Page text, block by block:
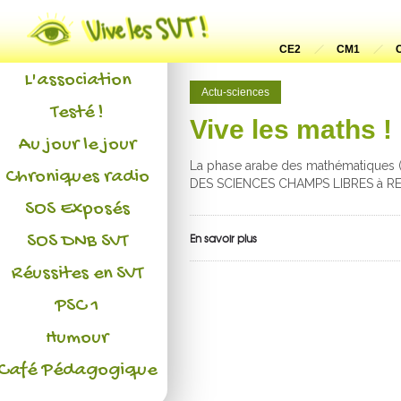
CE2 CM1
Actu-sciences
Vive les maths !
La phase arabe des mathématiques
DES SCIENCES CHAMPS LIBRES
En savoir plus
Actualités
L'association
Testé !
Au jour le jour
Chroniques radio
SOS Exposés
SOS DNB SVT
Réussites en SVT
PSC 1
Humour
Pédagogique